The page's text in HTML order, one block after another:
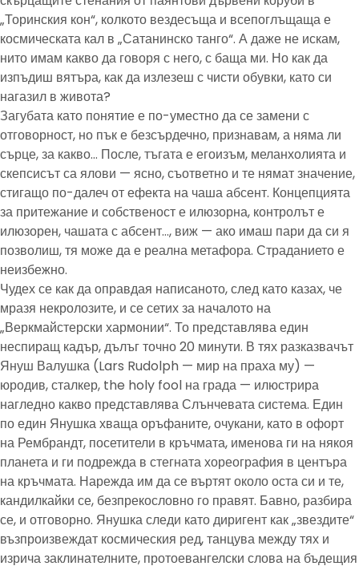
„Торинския кон“, колкото вездесъща и всепоглъщаща е
космическата кал в „Сатанинско танго“. А даже не искам,
нито имам какво да говоря с него, с баща ми. Но как да
изпъдиш вятъра, как да излезеш с чисти обувки, като си
нагазил в живота?
Загубата като понятие е по-уместно да се замени с
отговорност, но пък е безсърдечно, признавам, а няма ли
сърце, за какво… После, тъгата е егоизъм, меланхолията и
скепсисът са ялови — ясно, съответно и те нямат значение,
стигащо по-далеч от ефекта на чаша абсент. Концепцията
за притежание и собственост е илюзорна, контролът е
илюзорен, чашата с абсент…, виж — ако имаш пари да си я
позволиш, тя може да е реална метафора. Страданието е
неизбежно.
Чудех се как да оправдая написаното, след като казах, че
мразя некролозите, и се сетих за началото на
„Веркмайстерски хармонии“. То представлява един
неспиращ кадър, дълъг точно 20 минути. В тях разказвачът
Януш Валушка (Lars Rudolph — мир на праха му) —
юродив, сталкер, the holy fool на града — илюстрира
нагледно какво представлява Слънчевата система. Един
по един Янушка хваща оръфаните, очукани, като в офорт
на Рембрандт, посетители в кръчмата, именова ги на някоя
планета и ги подрежда в стегната хореография в центъра
на кръчмата. Нарежда им да се въртят около оста си и те,
кандилкайки се, безпрекословно го правят. Бавно, разбира
се, и отговорно. Янушка следи като диригент как „звездите“
възпроизвеждат космическия ред, танцува между тях и
изрича заклинателните, протоевангелски слова на бъдещия